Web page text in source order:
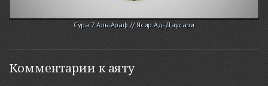
Сура 7 Аль-Араф // Ясир Ад-Даусари
Комментарии к аяту